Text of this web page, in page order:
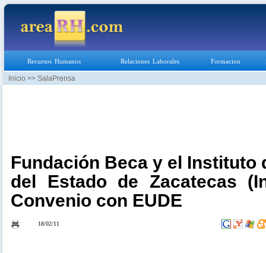
Recursos Humanos Relaciones Laborales Formacion
Inicio >> SalaPrensa
Fundación Beca y el Instituto
del Estado de Zacatecas
Convenio con EUDE
18/02/11